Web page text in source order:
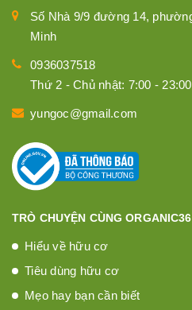
Số Nhà 9/9 đường 14,
Minh
0936037518
Thứ 2 - Chủ nhật: 7:00 - 23:00
yungoc@gmail.com
TRÒ CHUYỆN CÙNG
Hiểu về hữu cơ
Tiêu dùng hữu cơ
Mẹo hay bạn cần biết